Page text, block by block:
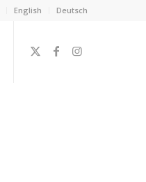
English Deutsch